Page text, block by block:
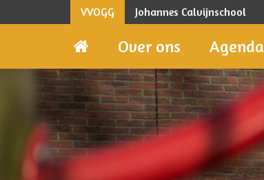
VVOGG Johannes Calvijnschool
Over ons Agenda